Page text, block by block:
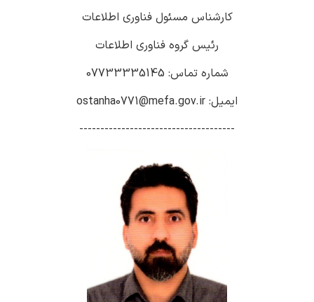
کارشناس مسئول فناوری اطلاعات
رئیس گروه فناوری اطلاعات
شماره تماس: 07733335145
ایمیل: ostanha0771@mefa.gov.ir
-------------------------------------